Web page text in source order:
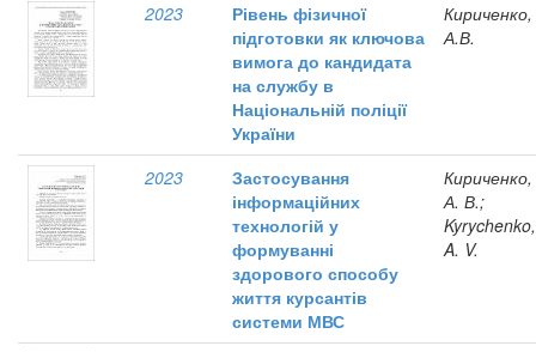
2023
Рівень фізичної
підготовки як ключова
вимога до кандидата
на службу в
Національній поліції
України
Кириченко,
А.В.
2023
Застосування
інформаційних
технологій у
формуванні
здорового способу
життя курсантів
системи МВС
Кириченко,
А. В.;
Kyrychenko,
A. V.